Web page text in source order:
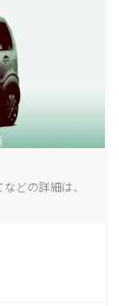
どの詳細は、